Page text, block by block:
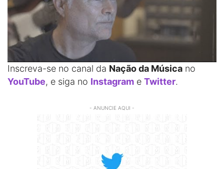
Inscreva-se no canal da Nação da Música no
YouTube, e siga no Instagram e Twitter.
- ANUNCIE AQUI -